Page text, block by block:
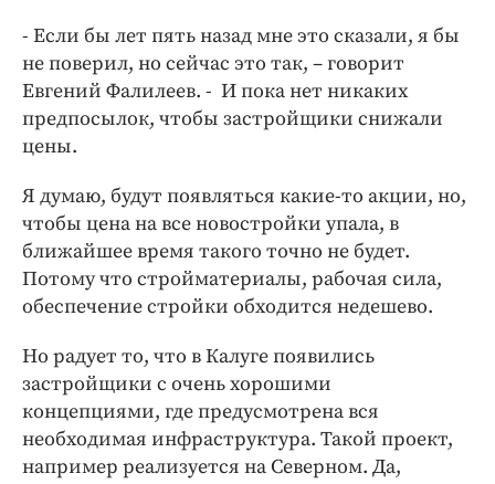
- Если бы лет пять назад мне это сказали, я бы
не поверил, но сейчас это так, – говорит
Евгений Фалилеев. - И пока нет никаких
предпосылок, чтобы застройщики снижали
цены.
Я думаю, будут появляться какие-то акции, но,
чтобы цена на все новостройки упала, в
ближайшее время такого точно не будет.
Потому что стройматериалы, рабочая сила,
обеспечение стройки обходится недешево.
Но радует то, что в Калуге появились
застройщики с очень хорошими
концепциями, где предусмотрена вся
необходимая инфраструктура. Такой проект,
например реализуется на Северном. Да,